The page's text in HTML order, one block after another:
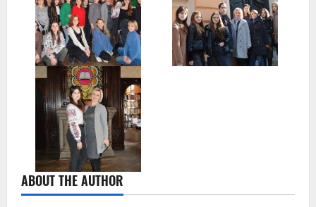
ABOUT THE AUTHOR